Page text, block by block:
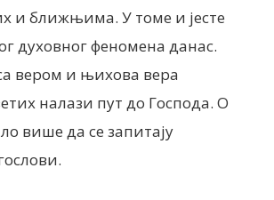
и ближњима. У томе и јесте
духовног феномена данас.
вером и њихова вера
налази пут до Господа. О
више да се запитају